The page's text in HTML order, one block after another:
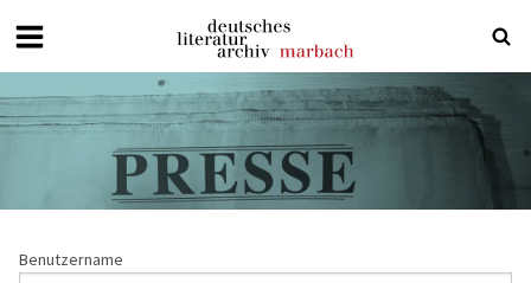
Deutsches
Literaturarchiv
Marbach
Benutzername